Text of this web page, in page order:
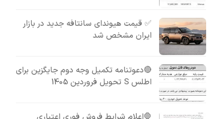
✅ قیمت هیوندای سانتافه جدید در بازار
ایران مشخص شد
🔴دعوتنامه تکمیل وجه دوم جایگزین برای
اطلس S تحویل فروردین 1405